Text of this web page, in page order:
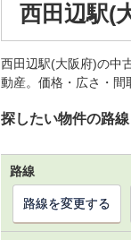
西田辺駅(
西田辺駅(大阪府)の中
動産。価格・広さ・間
探したい物件の路
路線
路線を変更する